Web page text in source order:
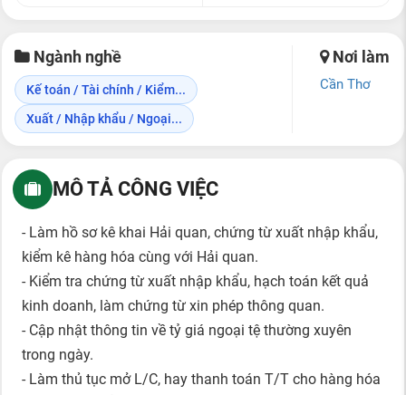
Ngành nghề
Kế toán / Tài chính / Kiểm...
Xuất / Nhập khẩu / Ngoại...
Nơi làm
Cần Thơ
MÔ TẢ CÔNG VIỆC
- Làm hồ sơ kê khai Hải quan, chứng từ xuất nhập khẩu,
kiểm kê hàng hóa cùng với Hải quan.
- Kiểm tra chứng từ xuất nhập khẩu, hạch toán kết quả
kinh doanh, làm chứng từ xin phép thông quan.
- Cập nhật thông tin về tỷ giá ngoại tệ thường xuyên
trong ngày.
- Làm thủ tục mở L/C, hay thanh toán T/T cho hàng hóa